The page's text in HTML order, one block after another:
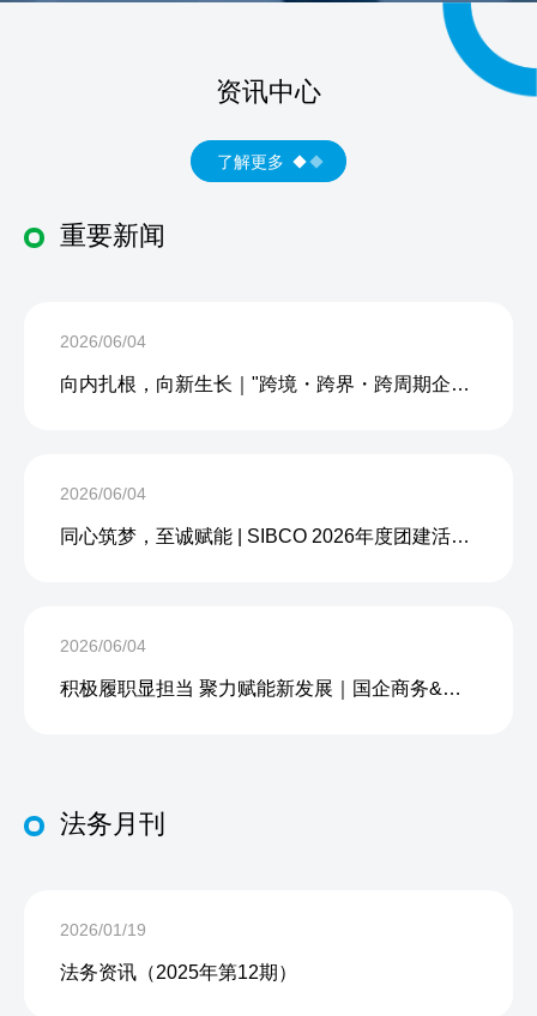
资讯中心
了解更多
重要新闻
2026/06/04
向内扎根，向新生长｜"跨境・跨界・跨周期企业内生力沙龙"成功举办
2026/06/04
同心筑梦，至诚赋能 | SIBCO 2026年度团建活动圆满收官
2026/06/04
积极履职显担当 聚力赋能新发展｜国企商务&中企人力出席上海现代服务业联合会第五届会员大会第三次会议暨2026服务业高质量发展大会
法务月刊
2026/01/19
法务资讯（2025年第12期）